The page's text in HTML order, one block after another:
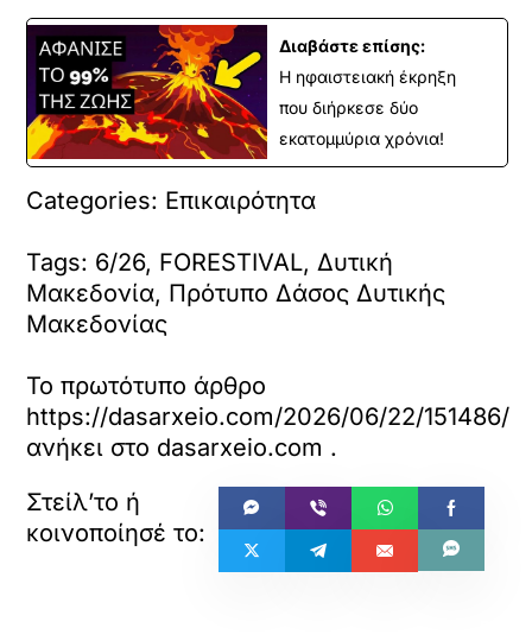
Διαβάστε επίσης:
Η ηφαιστειακή έκρηξη
που διήρκεσε δύο
εκατομμύρια χρόνια!
Categories: Επικαιρότητα
Tags: 6/26, FORESTIVAL, Δυτική
Μακεδονία, Πρότυπο Δάσος Δυτικής
Μακεδονίας
Το πρωτότυπο άρθρο
https://dasarxeio.com/2026/06/22/151486/
ανήκει στο dasarxeio.com .